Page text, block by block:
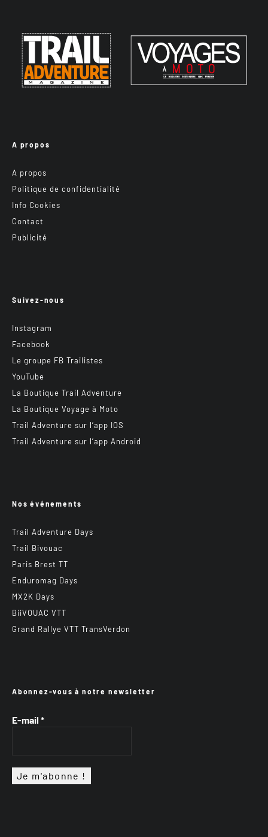
A propos
A propos
Politique de confidentialité
Info Cookies
Contact
Publicité
Suivez-nous
Instagram
Facebook
Le groupe FB Trailistes
YouTube
La Boutique Trail Adventure
La Boutique Voyage à Moto
Trail Adventure sur l’app IOS
Trail Adventure sur l’app Android
Nos événements
Trail Adventure Days
Trail Bivouac
Paris Brest TT
Enduromag Days
MX2K Days
BiiVOUAC VTT
Grand Rallye VTT TransVerdon
Abonnez-vous à notre newsletter
E-mail *